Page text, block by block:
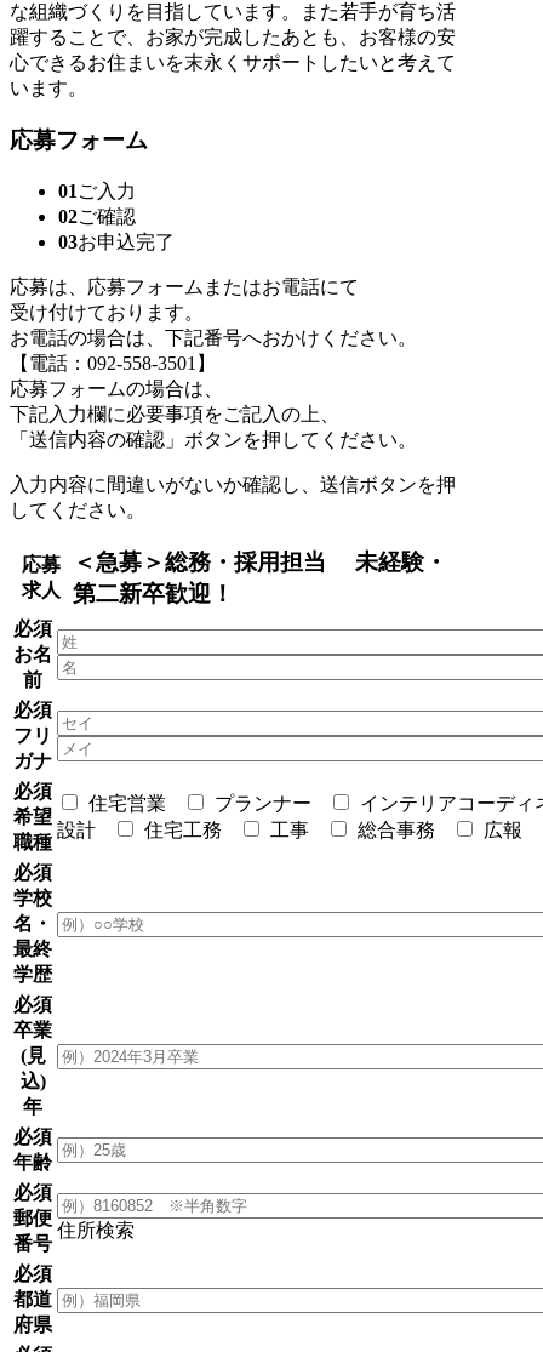
な組織づくりを目指しています。また若手が育ち活
躍することで、お家が完成したあとも、お客様の安
心できるお住まいを末永くサポートしたいと考えて
います。
応募フォーム
01 ご入力
02ご確認
03お申込完了
応募は、応募フォームまたはお電話にて
受け付けております。
お電話の場合は、下記番号へおかけください。
【電話：092-558-3501】
応募フォームの場合は、
下記入力欄に必要事項をご記入の上、
「送信内容の確認」ボタンを押してください。
入力内容に間違いがないか確認し、送信ボタンを押
してください。
応募
求人
＜急募＞総務・採用担当 未経験・
第二新卒歓迎！
必須
お名
前
必須
フリ
ガナ
必須
希望
職種
住宅営業 プランナー
インテリアコーディ
設計
住宅工務 工事 総合事務 広報
必須
学校
名・
最終
学歴
必須
卒業
(見
込)
年
必須
年齢
必須
郵便
番号
住所検索
必須
都道
府県